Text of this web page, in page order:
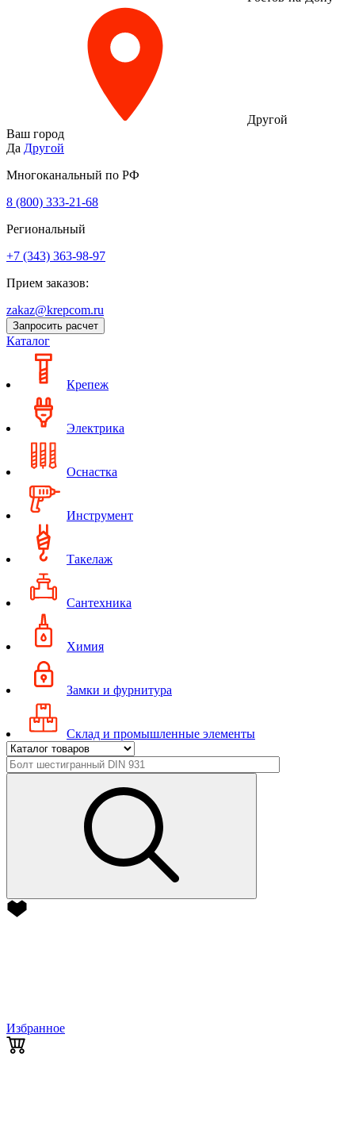
Другой
Ваш город
Да Другой
Многоканальный по РФ
8 (800) 333‑21-68
Региональный
+7 (343) 363-98-97
Прием заказов:
zakaz@krepcom.ru
Запросить расчет
Каталог
Крепеж
Электрика
Оснастка
Инструмент
Такелаж
Сантехника
Химия
Замки и фурнитура
Склад и промышленные элементы
Избранное